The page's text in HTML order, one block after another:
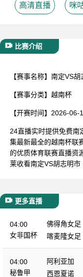
高清直播 咪
比赛介绍
【赛事名称】 南定VS胡
【赛事分类】 越南杯
【开赛时间】 2026-06-
24直播实时提供免费南
集最新最全的越南杯联
的优质体育联赛直播资
莱收看南定VS胡志明市
更多直播
04:00
女非国杯
佛得角女足
喀麦隆女足
04:00
秘鲁甲
阿利亚加
西恩夏诺